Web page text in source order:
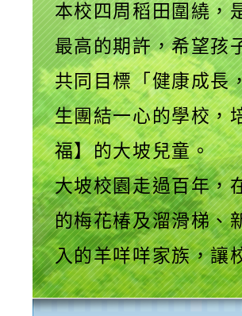
本校四周稻田圍繞，
最高的期許，希望孩
共同目標「健康成長
生團結一心的學校，
福】的大坡兒童。
大坡校園走過百年，
的梅花椿及溜滑梯、
入的羊咩咩家族，讓